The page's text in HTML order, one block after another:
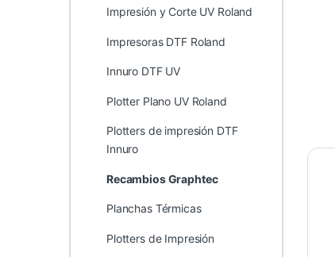
Impresión y Corte UV Roland
Impresoras DTF Roland
Innuro DTF UV
Plotter Plano UV Roland
Plotters de impresión DTF
Innuro
Recambios Graphtec
Planchas Térmicas
Plotters de Impresión